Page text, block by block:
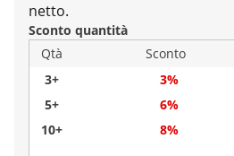
netto.
Sconto quantità
Qtà
Sconto
3+
3%
5+
6%
10+
8%